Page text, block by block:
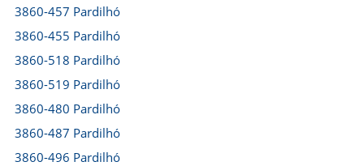
3860-457 Pardilhó
3860-455 Pardilhó
3860-518 Pardilhó
3860-519 Pardilhó
3860-480 Pardilhó
3860-487 Pardilhó
3860-496 Pardilhó